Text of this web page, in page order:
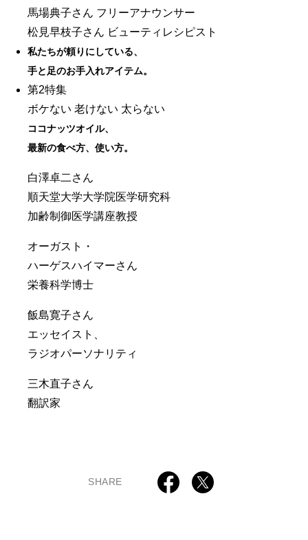
馬場典子さん フリーアナウンサー
松見早枝子さん ビューティレシピスト
私たちが頼りにしている、
手と足のお手入れアイテム。
第2特集
ボケない 老けない 太らない
ココナッツオイル、
最新の食べ方、使い方。
白澤卓二さん
順天堂大学大学院医学研究科
加齢制御医学講座教授
オーガスト・
ハーゲスハイマーさん
栄養科学博士
飯島寛子さん
エッセイスト、
ラジオパーソナリティ
三木直子さん
翻訳家
SHARE